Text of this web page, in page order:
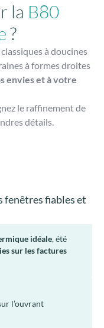
la B80
?
à doucines
à formes droites
envies et à votre
le raffinement de
détails.
fenêtres fiables et
idéale, été
sur les factures
l’ouvrant